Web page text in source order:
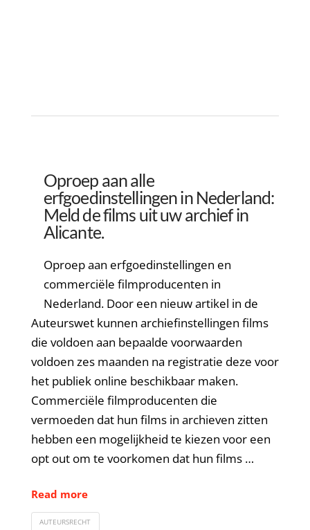
Oproep aan alle
erfgoedinstellingen in Nederland:
Meld de films uit uw archief in
Alicante.
Oproep aan erfgoedinstellingen en
commerciële filmproducenten in
Nederland. Door een nieuw artikel in de
Auteurswet kunnen archiefinstellingen films
die voldoen aan bepaalde voorwaarden
voldoen zes maanden na registratie deze voor
het publiek online beschikbaar maken.
Commerciële filmproducenten die
vermoeden dat hun films in archieven zitten
hebben een mogelijkheid te kiezen voor een
opt out om te voorkomen dat hun films …
Read more
AUTEURSRECHT